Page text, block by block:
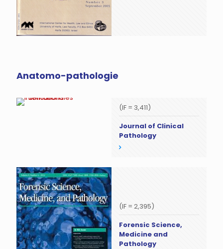
Anatomo-pathologie
(IF = 3,411)
Journal of Clinical
Pathology
(IF = 2,395)
Forensic Science,
Medicine and
Pathology